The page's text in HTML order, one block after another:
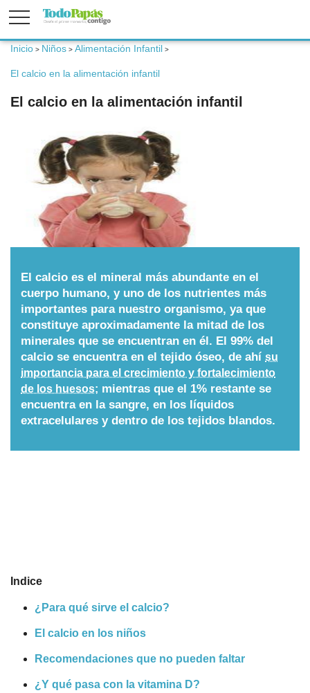
Embarazo
Padres
Calculadoras
Nombres
Cuentos
Inicio > Niños > Alimentación Infantil >
El calcio en la alimentación infantil
El calcio en la alimentación infantil
El calcio es el mineral más abundante en el
cuerpo humano, y uno de los nutrientes más
importantes para nuestro organismo, ya que
constituye aproximadamente la mitad de los
minerales que se encuentran en él. El 99% del
calcio se encuentra en el tejido óseo, de ahí su
importancia para el crecimiento y fortalecimiento
de los huesos; mientras que el 1% restante se
encuentra en la sangre, en los líquidos
extracelulares y dentro de los tejidos blandos.
Indice
¿Para qué sirve el calcio?
El calcio en los niños
Recomendaciones que no pueden faltar
¿Y qué pasa con la vitamina D?